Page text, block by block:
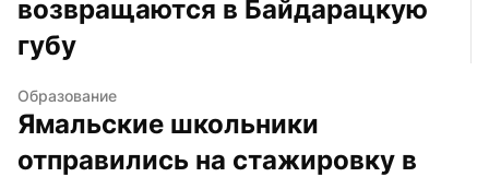
возвращаются в Байдарацкую
губу
Образование
Ямальские школьники
отправились на стажировку в